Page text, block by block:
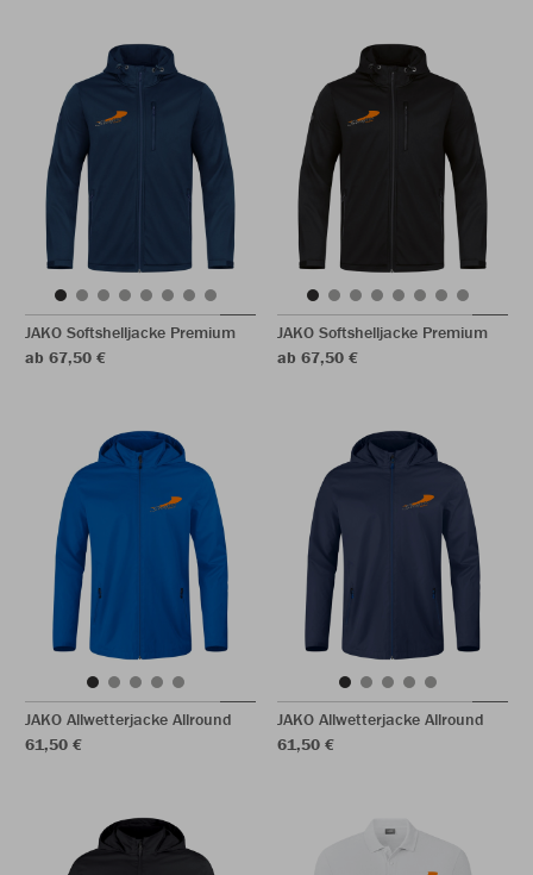
JAKO Softshelljacke Premium
ab 67,50 €
JAKO Softshelljacke Premium
ab 67,50 €
JAKO Allwetterjacke Allround
61,50 €
JAKO Allwetterjacke Allround
61,50 €